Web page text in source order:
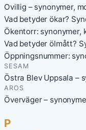
Ovillig – synonymer,
Vad betyder ökar?
Ökentorr: synonymer,
Vad betyder ölmått?
Öppningsnummer:
SESAM
Östra Blev Uppsala –
AROS
Överväger –
P